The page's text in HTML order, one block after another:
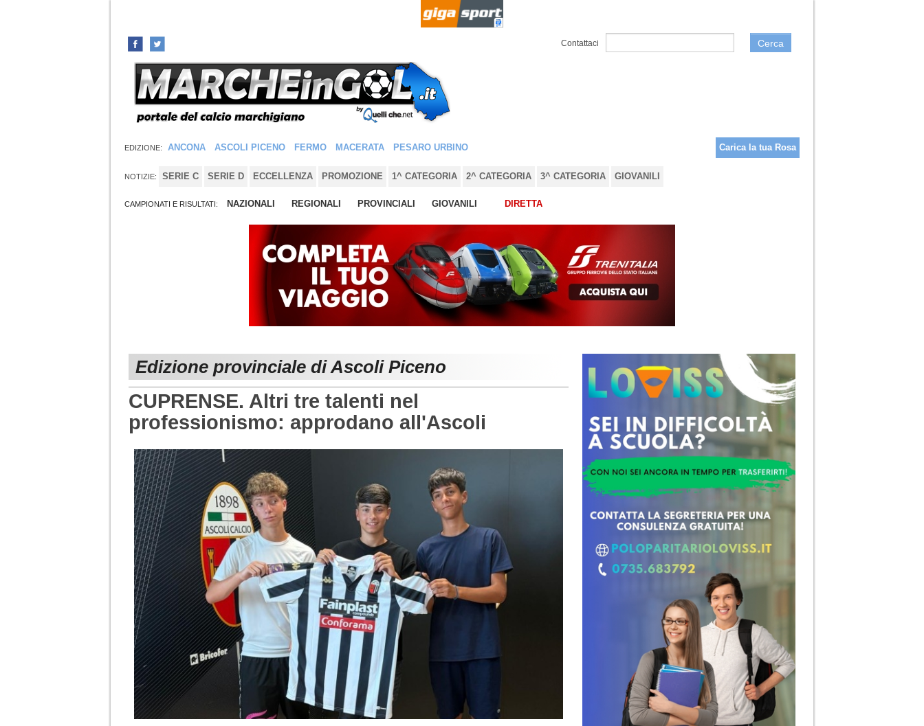
Contattaci Cerca
EDIZIONE: ANCONA ASCOLI PICENO FERMO MACERATA PESARO URBINO Carica la tua Rosa
NOTIZIE: SERIE C SERIE D ECCELLENZA PROMOZIONE 1^ CATEGORIA 2^ CATEGORIA 3^ CATEGORIA GIOVANILI
CAMPIONATI E RISULTATI: NAZIONALI REGIONALI PROVINCIALI GIOVANILI DIRETTA
Edizione provinciale di Ascoli Piceno
CUPRENSE. Altri tre talenti nel
professionismo: approdano all'Ascoli